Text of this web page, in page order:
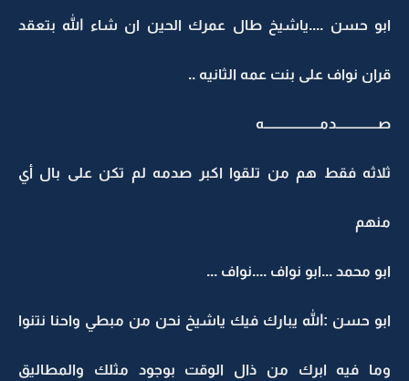
ابو حسن ....ياشيخ طال عمرك الحين ان شاء الله بتعقد
قران نواف على بنت عمه الثانيه ..
صـــــــــــــــدمــــــــــــــــــــه
ثلاثه فقط هم من تلقوا اكبر صدمه لم تكن على بال أي
منهم
ابو محمد ...ابو نواف ....نواف ...
ابو حسن :الله يبارك فيك ياشيخ نحن من مبطي واحنا نتنوا
وما فيه ابرك من ذال الوقت بوجود مثلك والمطاليق